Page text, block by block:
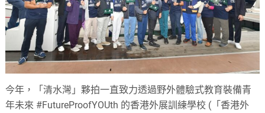
今年，「清水灣」夥拍一直致力透過野外體驗式教育裝備青
年未來 #FutureProofYOUth 的香港外展訓練學校 (「香港外